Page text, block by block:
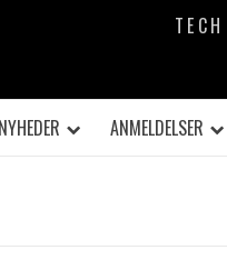
NYHEDER ANMELDELSER